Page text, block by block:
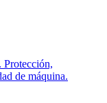
Protección,
de máquina.